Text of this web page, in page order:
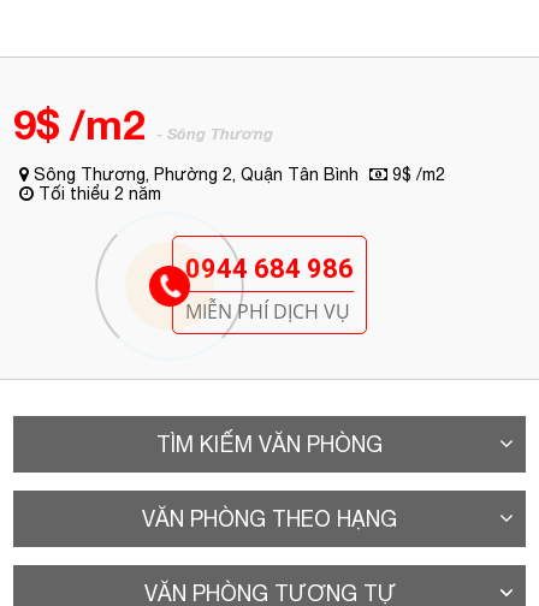
9$ /m2 - Sông Thương
Sông Thương, Phường 2, Quận Tân Bình
9$ /m2
Tối thiểu 2 năm
0944 684 986
MIỄN PHÍ DỊCH VỤ
TÌM KIẾM VĂN PHÒNG
VĂN PHÒNG THEO HẠNG
VĂN PHÒNG TƯƠNG TỰ